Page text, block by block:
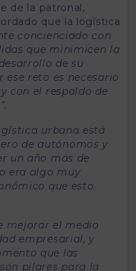
de la patronal,
que la logística
concienciado con
que minimicen la
de su
reto es necesario
con el respaldo de
.
urbana está
de autónomos y
un año más de
era algo muy
que esto
mejorar el medio
empresarial, y
que las
pilares para la